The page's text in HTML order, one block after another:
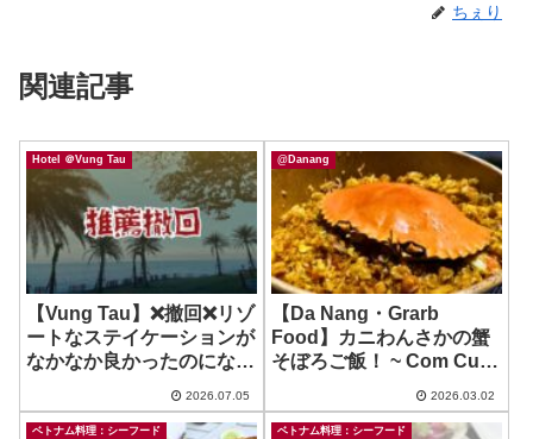
ちぇり
関連記事
Hotel ＠Vung Tau
【Vung Tau】❌撤回❌リゾ
ートなステイケーションが
なかなか良かったのにな
Tau
2026.07.05
@Danang
【Da Nang・Grarb
Food】カニわんさかの蟹
そぼろご飯！ ~ Com Cua
2026.03.02
ベトナム料理：シーフード ベトナム料理：シーフード